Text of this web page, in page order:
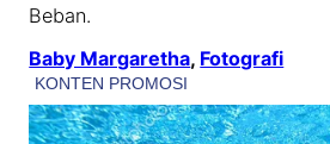
Beban.
Baby Margaretha, Fotografi